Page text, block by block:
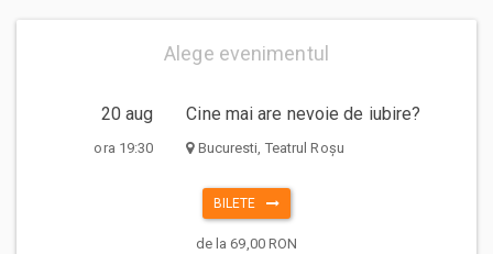
Alege evenimentul
20 aug
ora 19:30
Cine mai are nevoie de iubire?
Bucuresti, Teatrul Roșu
BILETE
de la 69,00 RON